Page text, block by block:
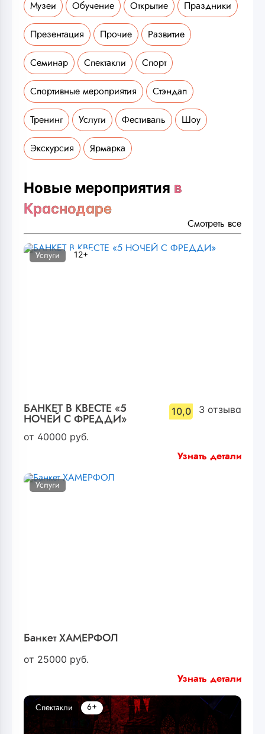
Музеи Обучение Открытие Праздники
Презентация Прочие Развитие
Семинар Спектакли Спорт
Спортивные мероприятия Стэндап
Тренинг Услуги Фестиваль Шоу
Экскурсия Ярмарка
Новые мероприятия в
Краснодаре
Смотреть все
БАНКЕТ В КВЕСТЕ «5
НОЧЕЙ С ФРЕДДИ»
10,0 3 отзыва
от 40000 руб.
Услуги 12+
Узнать детали
Банкет ХАМЕРФОЛ
от 25000 руб.
Услуги
Узнать детали
Спектакли 6+